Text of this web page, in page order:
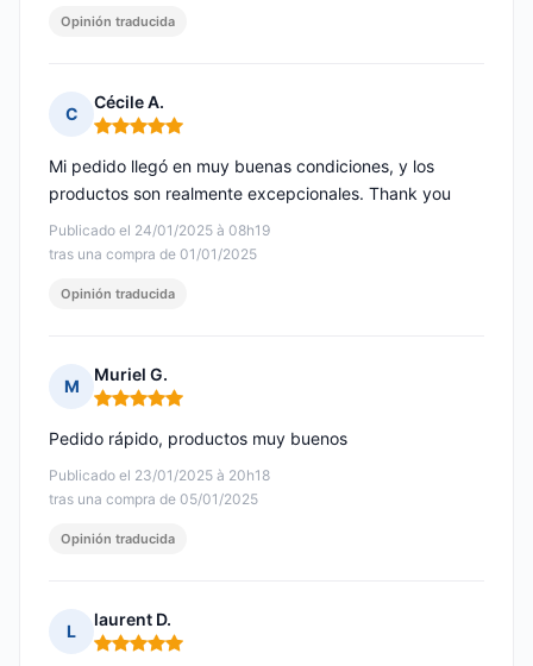
Opinión traducida
C
Cécile A.
Nota: 5 de 5
Publicado el 24/01/2025 à 08h19
tras una compra de 01/01/2025
Mi pedido llegó en muy buenas condiciones, y los
productos son realmente excepcionales. Thank you
Opinión traducida
M
Muriel G.
Nota: 5 de 5
Publicado el 23/01/2025 à 20h18
tras una compra de 05/01/2025
Pedido rápido, productos muy buenos
Opinión traducida
L
laurent D.
Nota: 5 de 5